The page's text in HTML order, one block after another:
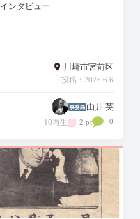
インタビュー
川崎市宮前区
投稿：2026.6.6
由井 英
10再生 2 pt 0